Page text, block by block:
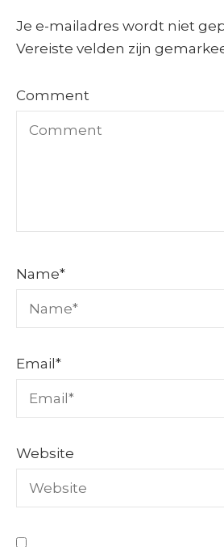
Je e-mailadres wordt niet
Vereiste velden zijn
Comment
Name*
Email*
Website